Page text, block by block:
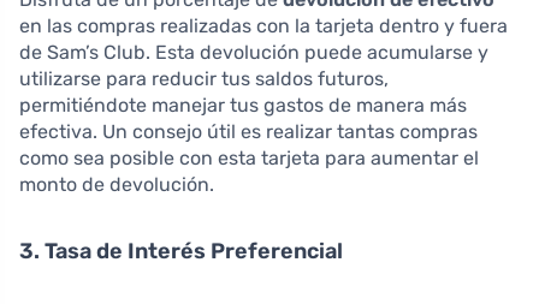
en las compras realizadas con la tarjeta dentro y fuera
de Sam’s Club. Esta devolución puede acumularse y
utilizarse para reducir tus saldos futuros,
permitiéndote manejar tus gastos de manera más
efectiva. Un consejo útil es realizar tantas compras
como sea posible con esta tarjeta para aumentar el
monto de devolución.
3. Tasa de Interés Preferencial